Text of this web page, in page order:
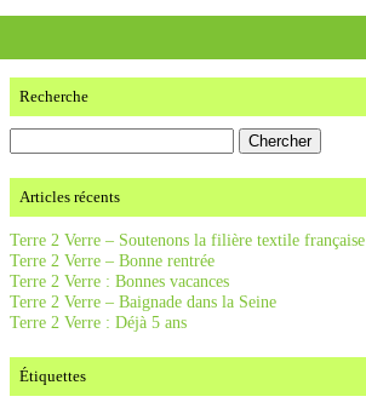
Recherche
Articles récents
Terre 2 Verre – Soutenons la filière textile française
Terre 2 Verre – Bonne rentrée
Terre 2 Verre : Bonnes vacances
Terre 2 Verre – Baignade dans la Seine
Terre 2 Verre : Déjà 5 ans
Étiquettes